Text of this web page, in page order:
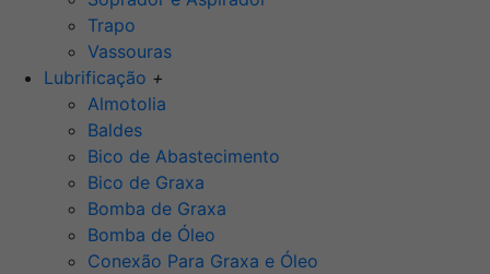
Trapo
Vassouras
Lubrificação +
Almotolia
Baldes
Bico de Abastecimento
Bico de Graxa
Bomba de Graxa
Bomba de Óleo
Conexão Para Graxa e Óleo